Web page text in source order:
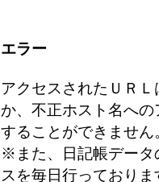
エラー
アクセスされたＵＲ
か、不正ホスト名へ
することができません
※また、日記帳データ
スを毎日行っており